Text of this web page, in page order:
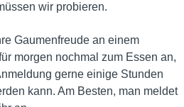
wir probieren.
Gaumenfreude an einem
morgen nochmal zum Essen an,
gerne einige Stunden
kann. Am Besten, man meldet